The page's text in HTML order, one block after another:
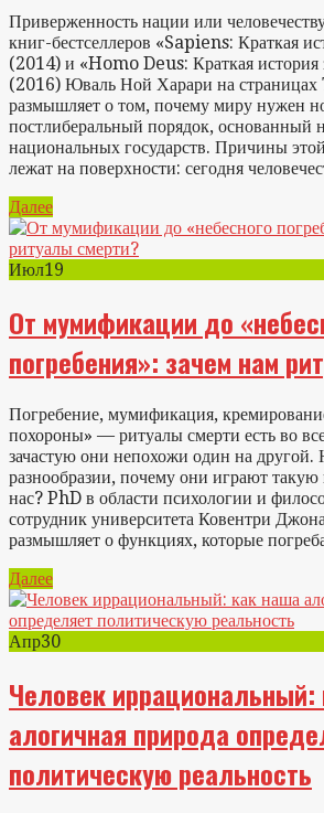
Приверженность нации или
книг-бестселлеров «Sapiens: Краткая
(2014) и «Homo Deus: Краткая история
(2016) Юваль Ной Харари на
размышляет о том, почему миру нужен
постлиберальный порядок, основанный
национальных государств. Причины
лежат на поверхности: сегодня
Далее
Июл19
От мумификации до
погребения»: зачем нам
Погребение, мумификация,
похороны» — ритуалы смерти есть во
зачастую они непохожи один на другой.
разнообразии, почему они играют
нас? PhD в области психологии и
сотрудник университета Ковентри
размышляет о функциях, которые
Далее
Апр30
Человек иррациональный:
алогичная природа
политическую реальность